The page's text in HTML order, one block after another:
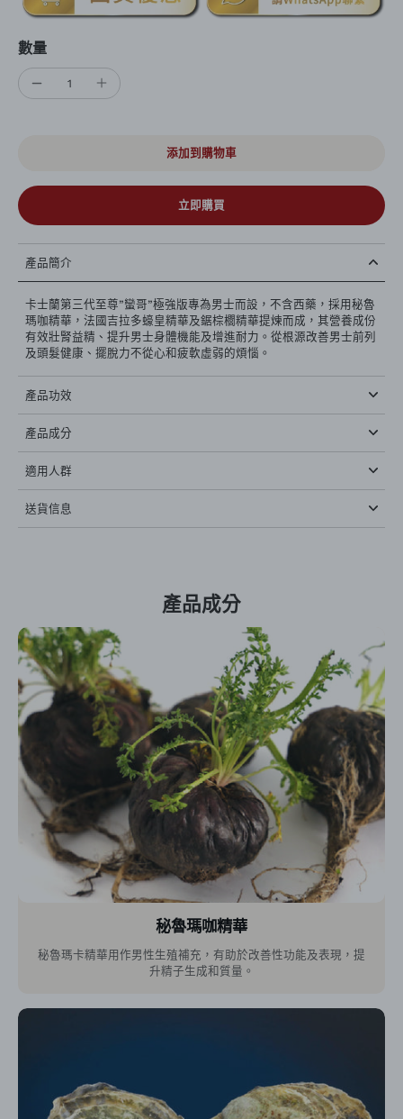
數量
添加到購物車
立即購買
產品簡介
卡士蘭第三代至尊”蠻哥”極強版專為男士而設，不含西藥，採用秘魯
瑪咖精華，法國吉拉多蠔皇精華及鋸棕櫚精華提煉而成，其營養成份
有效壯腎益精、提升男士身體機能及增進耐力。從根源改善男士前列
及頭髮健康、擺脫力不從心和疲軟虛弱的煩惱。
產品功效
產品成分
適用人群
送貨信息
產品成分
秘魯瑪咖精華
秘魯瑪卡精華用作男性生殖補充，有助於改善性功能及表現，提
升精子生成和質量。